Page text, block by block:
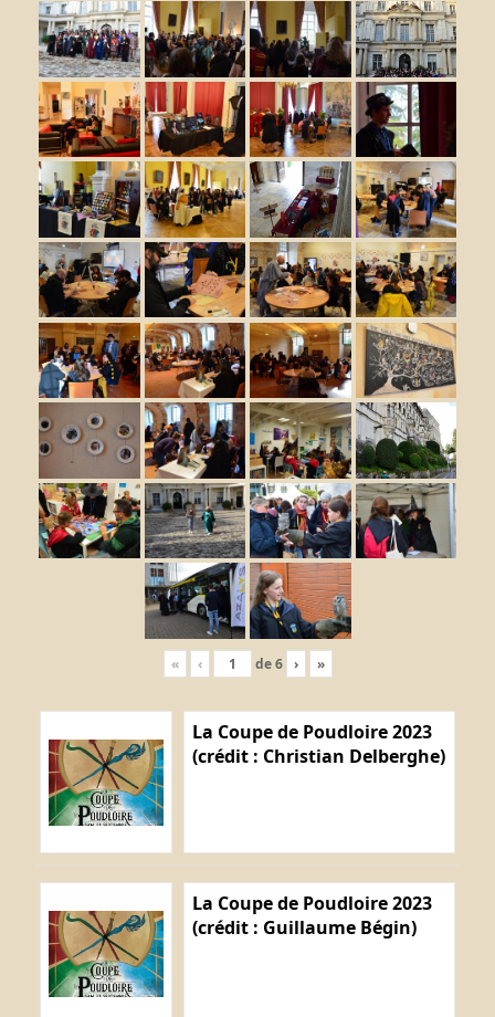
« ‹ de6 › »
La Coupe de Poudloire 2023
(crédit : Christian Delberghe)
La Coupe de Poudloire 2023
(crédit : Guillaume Bégin)